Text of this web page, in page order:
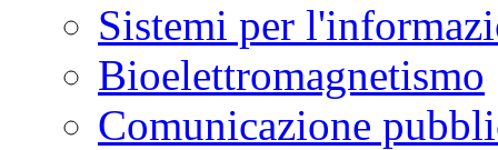
Sistemi per
Bioelettromagnetismo
Comunicazione